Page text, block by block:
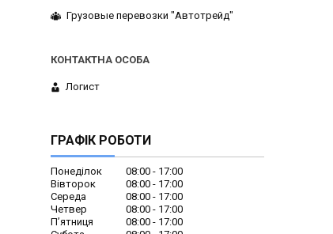
Грузовые перевозки "Автотрейд"
Логист
ГРАФІК РОБОТИ
Понеділок 08:00
17:00
Вівторок
08:00
17:00
Середа
08:00
17:00
Четвер
08:00
17:00
Пʼятниця
08:00
17:00